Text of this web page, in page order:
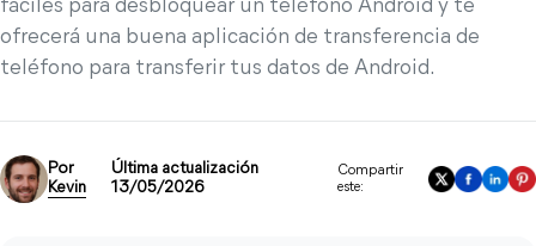
fáciles para desbloquear un teléfono Android y te
ofrecerá una buena aplicación de transferencia de
teléfono para transferir tus datos de Android.
Por
Kevin
Última actualización
13/05/2026
Compartir
este: